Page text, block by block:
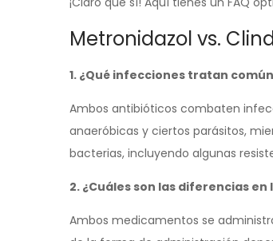
Metronidazol vs.
1. ¿Qué infecciones tratan
Ambos antibióticos combaten
anaeróbicas y ciertos parásitos,
bacterias, incluyendo algunas
2. ¿Cuáles son las diferencias
Ambos medicamentos se